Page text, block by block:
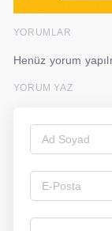
YORUMLAR
Henüz yorum
YORUM YAZ